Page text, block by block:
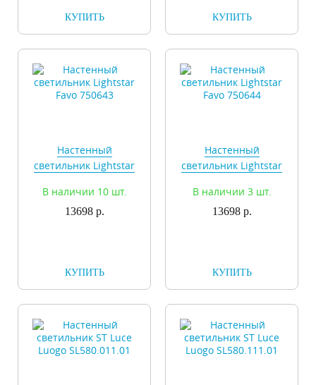
КУПИТЬ КУПИТЬ
Настенный
светильник Lightstar
В наличии 10 шт.
13698 р.
КУПИТЬ
Настенный
светильник Lightstar
В наличии 3 шт.
13698 р.
КУПИТЬ